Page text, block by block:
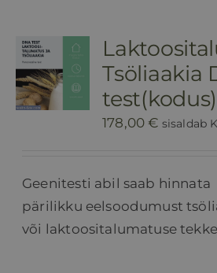
Tsöliaakia
test(kodus)
178,00€ sisaldab
Geenitesti abil saab hinnata
pärilikku eelsoodumust
või laktoositalumatuse